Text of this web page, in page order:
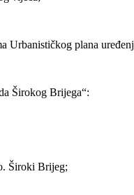
Urbanističkog plana
Širokog Brijega“:
Široki Brijeg;